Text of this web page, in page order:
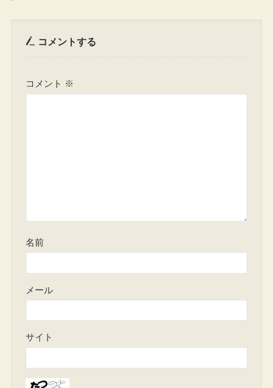
コメントする
コメント ※
名前
メール
サイト